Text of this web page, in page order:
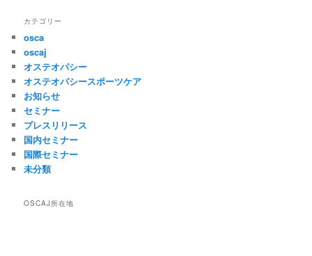
イ
ブ
カテゴリー
osca
oscaj
オステオパシー
オステオパシースポーツケア
お知らせ
セミナー
プレスリリース
国内セミナー
国際セミナー
未分類
OSCAJ所在地